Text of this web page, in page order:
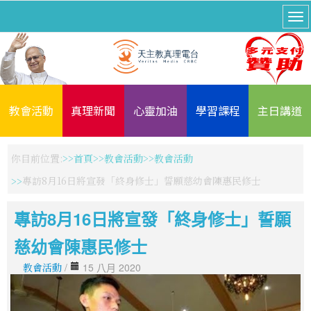
教會活動 真理新聞 心靈加油 學習課程 主日講道
你目前位置: 首頁 教會活動
教會活動
專訪8月16日將宣發「終身修士」誓願慈幼會陳惠民修士
專訪8月16日將宣發「終身修士」誓願
慈幼會陳惠民修士
教會活動 / 15 八月 2020